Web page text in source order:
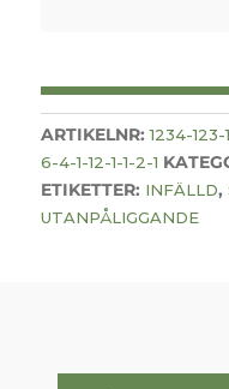
ARTIKELNR:1234-123-
6-4-1-12-1-1-2-1
ETIKETTER: INFÄLLD,
UTANPÅLIGGANDE